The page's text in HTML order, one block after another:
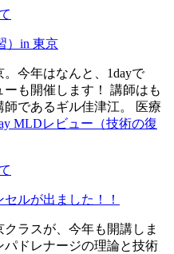
）in 東京
今年はなんと、1dayで
も開催します！ 講師はも
であるギル佳津江。 医療
MLDレビュー（技術の復
ルが出ました！！
ラスが、今年も開講しま
ドレナージの理論と技術